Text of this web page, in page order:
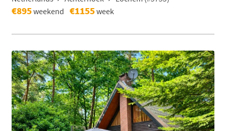
€895weekend €1155week